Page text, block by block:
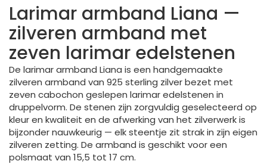
Larimar armband Liana —
zilveren armband met
zeven larimar edelstenen
De larimar armband Liana is een handgemaakte
zilveren armband van 925 sterling zilver bezet met
zeven cabochon geslepen larimar edelstenen in
druppelvorm. De stenen zijn zorgvuldig geselecteerd op
kleur en kwaliteit en de afwerking van het zilverwerk is
bijzonder nauwkeurig — elk steentje zit strak in zijn eigen
zilveren zetting. De armband is geschikt voor een
polsmaat van 15,5 tot 17 cm.